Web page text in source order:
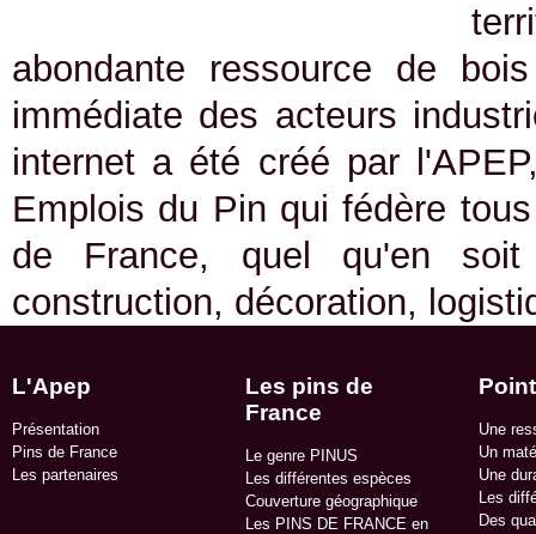
abondante ressource de
immédiate des acteurs
internet a été créé par
Emplois du Pin qui fédère
de France, quel qu'en soit
construction, décoration,
L'Apep
Présentation
Pins de France
Les partenaires
Les pins de
France
Le genre PINUS
Les différentes espèces
Couverture géographique
Les PINS DE FRANCE en
Une
Un
Une
Les
Des